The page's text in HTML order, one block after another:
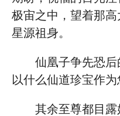
极宙之中，望着那
星源祖身。
仙凰子争先恐后
以什么仙道珍宝作
其余至尊都目露